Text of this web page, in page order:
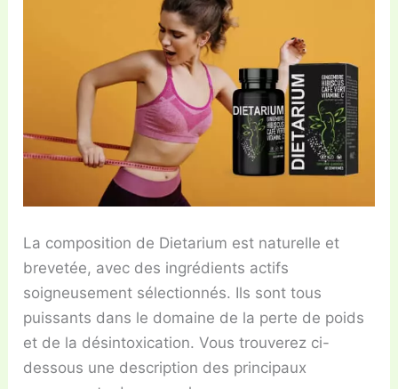
La composition de Dietarium est naturelle et
brevetée, avec des ingrédients actifs
soigneusement sélectionnés. Ils sont tous
puissants dans le domaine de la perte de poids
et de la désintoxication. Vous trouverez ci-
dessous une description des principaux